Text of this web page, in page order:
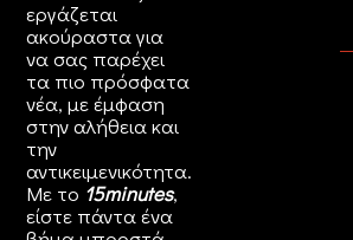
εργάζεται
ακούραστα για
να σας παρέχει
τα πιο πρόσφατα
νέα, με έμφαση
στην αλήθεια και
την
αντικειμενικότητα.
Με το 15minutes,
είστε πάντα ένα